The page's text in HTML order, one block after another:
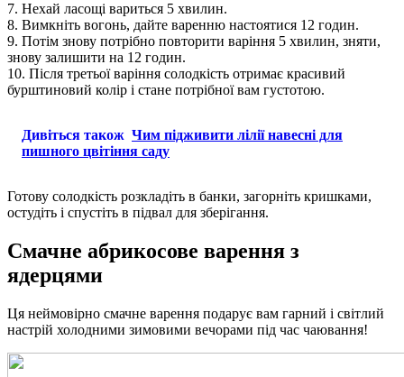
7. Нехай ласощі вариться 5 хвилин.
8. Вимкніть вогонь, дайте варенню настоятися 12 годин.
9. Потім знову потрібно повторити варіння 5 хвилин, зняти,
знову залишити на 12 годин.
10. Після третьої варіння солодкість отримає красивий
бурштиновий колір і стане потрібної вам густотою.
Дивіться також Чим підживити лілії навесні для
пишного цвітіння саду
Готову солодкість розкладіть в банки, загорніть кришками,
остудіть і спустіть в підвал для зберігання.
Смачне абрикосове варення з
ядерцями
Ця неймовірно смачне варення подарує вам гарний і світлий
настрій холодними зимовими вечорами під час чаювання!